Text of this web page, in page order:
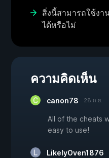
สิ่งนี้สามารถใช้งา
ได้หรือไม่
ความคิดเห็น
canon78 28 ก.ย.
All of the cheats
easy to use!
LikelyOven1876